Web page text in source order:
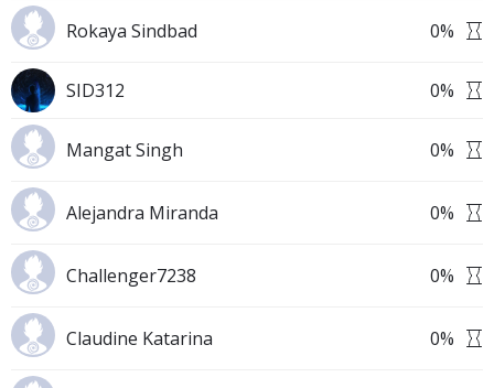
Rokaya Sindbad 0%
SID312 0%
Mangat Singh 0%
Alejandra Miranda 0%
Challenger7238 0%
Claudine Katarina 0%